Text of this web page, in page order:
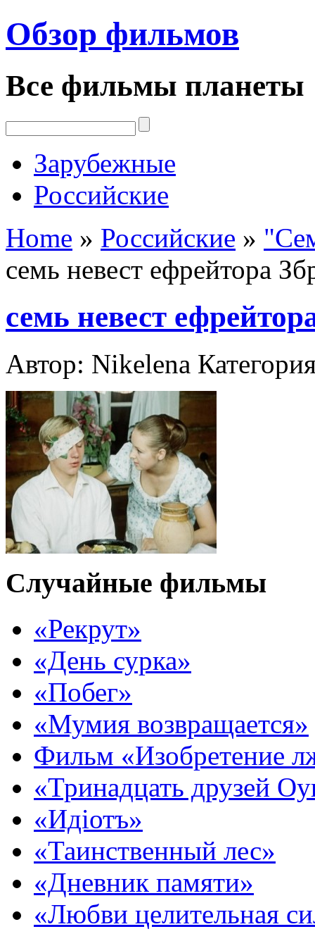
Обзор фильмов
Все фильмы планеты
Зарубежные
Российские
Home » Российские »
семь невест ефрейтора
семь невест
Автор: Nikelena
Случайные фильмы
«Рекрут»
«День сурка»
«Побег»
«Мумия возвращается»
Фильм «Изобретение
«Тринадцать друзей
«Идіотъ»
«Таинственный лес»
«Дневник памяти»
«Любви целительная